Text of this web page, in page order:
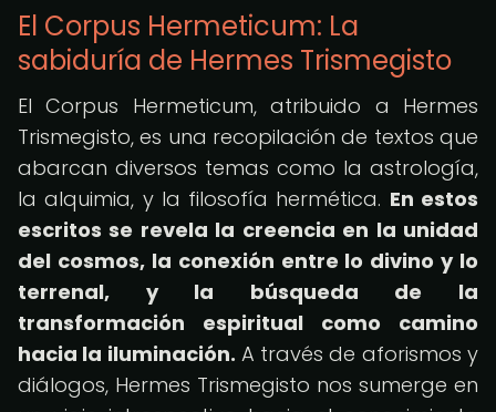
El Corpus Hermeticum: La
sabiduría de Hermes Trismegisto
El Corpus Hermeticum, atribuido a Hermes
Trismegisto, es una recopilación de textos que
abarcan diversos temas como la astrología,
la alquimia, y la filosofía hermética. En estos
escritos se revela la creencia en la unidad
del cosmos, la conexión entre lo divino y lo
terrenal, y la búsqueda de la
transformación espiritual como camino
hacia la iluminación. A través de aforismos y
diálogos, Hermes Trismegisto nos sumerge en